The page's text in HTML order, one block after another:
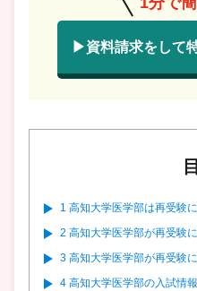
▶資料請求をして
1 高知大学医学部は再受験
2 高知大学医学部が再受験
3 高知大学医学部が再受験
4 高知大学医学部の入試情報